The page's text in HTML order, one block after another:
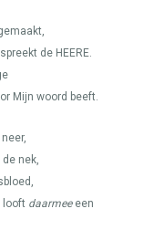
de HEERE.
Mijn woord beeft.
nek,
looft daarmeeeen